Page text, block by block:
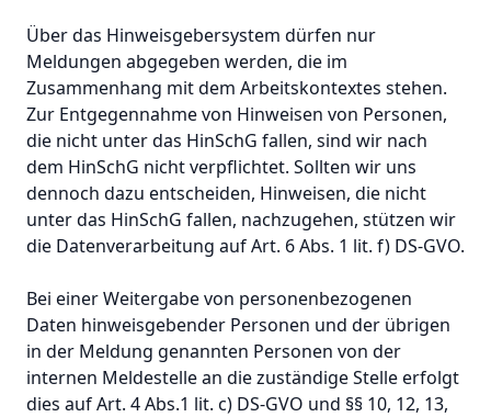
Über das Hinweisgebersystem dürfen nur
Meldungen abgegeben werden, die im
Zusammenhang mit dem Arbeitskontextes stehen.
Zur Entgegennahme von Hinweisen von Personen,
die nicht unter das HinSchG fallen, sind wir nach
dem HinSchG nicht verpflichtet. Sollten wir uns
dennoch dazu entscheiden, Hinweisen, die nicht
unter das HinSchG fallen, nachzugehen, stützen wir
die Datenverarbeitung auf Art. 6 Abs. 1 lit. f) DS-GVO.
Bei einer Weitergabe von personenbezogenen
Daten hinweisgebender Personen und der übrigen
in der Meldung genannten Personen von der
internen Meldestelle an die zuständige Stelle erfolgt
dies auf Art. 4 Abs.1 lit. c) DS-GVO und §§ 10, 12, 13,